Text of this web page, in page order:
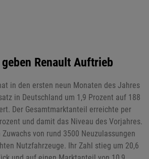
Renault Auftrieb
in den ersten neun Monaten des Jahres
in Deutschland um 1,9 Prozent auf 188
Der Gesamtmarktanteil erreichte per
und damit das Niveau des Vorjahres.
von rund 3500 Neuzulassungen
Nutzfahrzeuge. Ihr Zahl stieg um 20,6